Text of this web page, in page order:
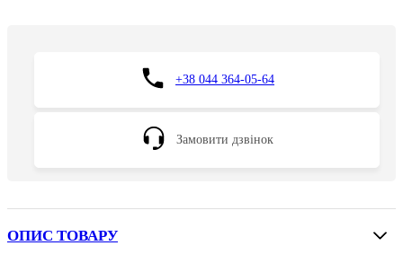
+38 044 364-05-64
Замовити дзвінок
ОПИС ТОВАРУ